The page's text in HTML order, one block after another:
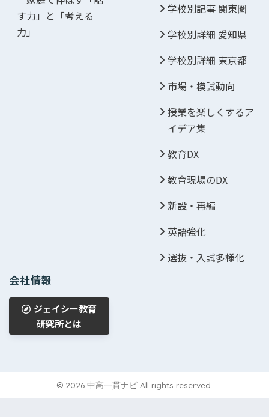
す力」と「考える
力」
学校別記事 関東圏
学校別詳細 愛知県
学校別詳細 東京都
市場・模試動向
授業を楽しくするア
イデア集
教育DX
教育現場のDX
新設・再編
英語強化
選抜・入試多様化
会社情報
ジェイシー教育
研究所とは
© 2026 中高一貫ナビ All rights reserved.